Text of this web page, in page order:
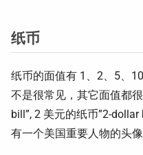
纸币
纸币的面值有 1、2、5、
不是很常见，其它面值都
bill”, 2 美元的纸币”2-
有一个美国重要人物的头像